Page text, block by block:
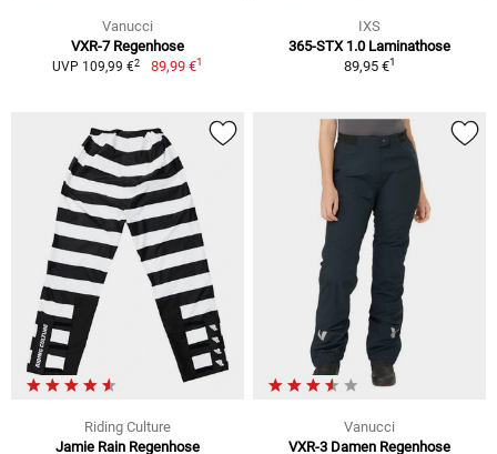
Vanucci
VXR-7 Regenhose
UVP 109,99 €2 89,99 €1
IXS
365-STX 1.0 Laminathose
89,95 €1
Riding Culture
Jamie Rain Regenhose
Vanucci
VXR-3 Damen Regenhose